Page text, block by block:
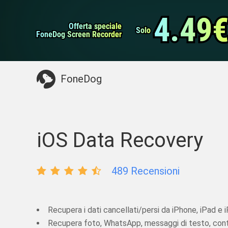
Offerta speciale
Offerta speciale
FoneDog Screen Recorder
FoneDog Screen Recorder Solo
Solo 4.49€
4.49€
FoneDog
Pulitore iPhone
Potresti Aver Bisogno:
iOS Data Recovery
489 Recensioni
Recupera i dati cancellati/persi da iPhone, iPad e
Recupera foto, WhatsApp, messaggi di testo,